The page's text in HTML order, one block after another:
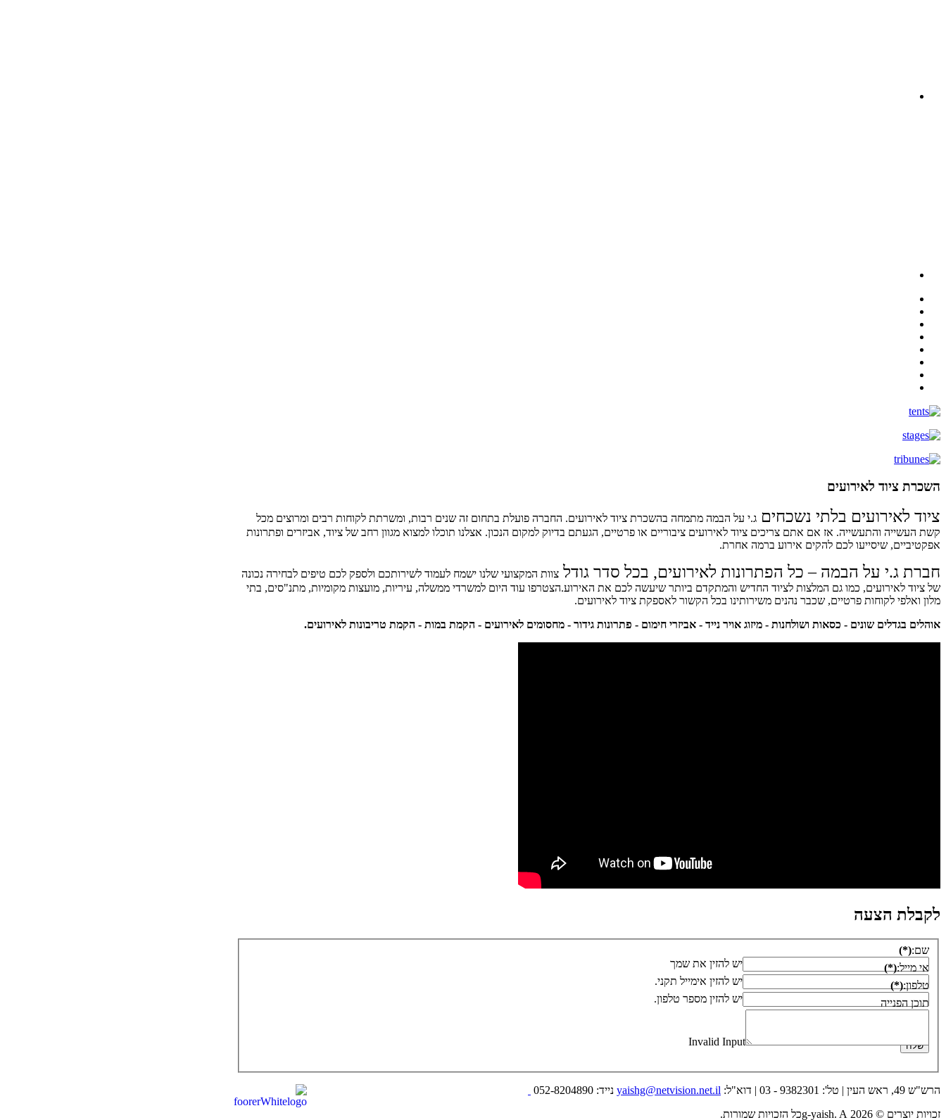
השכרת ציוד לאירועים
ציוד לאירועים בלתי נשכחים ג.י על הבמה מתמחה בהשכרת ציוד לאירועים. החברה פועלת בתחום זה שנים רבות, ומשרתת לקוחות רבים ומרוצים מכל
קשת העשייה והתעשייה. אז אם אתם צריכים ציוד לאירועים ציבוריים או פרטיים, הגעתם בדיוק למקום הנכון. אצלנו תוכלו למצוא מגוון רחב של ציוד, אביזרים ופתרונות
אפקטיביים, שיסייעו לכם להקים אירוע ברמה אחרת.
חברת ג.י על הבמה – כל הפתרונות לאירועים, בכל סדר גודל צוות המקצועי שלנו ישמח לעמוד לשירותכם ולספק לכם טיפים לבחירה נכונה
של ציוד לאירועים, כמו גם המלצות לציוד החדיש והמתקדם ביותר שיעשה לכם את האירוע.הצטרפו עוד היום למשרדי ממשלה, עיריות, מועצות מקומיות, מתנ"סים, בתי
מלון ואלפי לקוחות פרטיים, שכבר נהנים משירותינו בכל הקשור לאספקת ציוד לאירועים.
אוהלים בגדלים שונים - כסאות ושולחנות - מיזוג אויר נייד - אביזרי חימום - פתרונות גידור - מחסומים לאירועים - הקמת במות - הקמת טריבונות לאירועים.
לקבלת הצעה
שם:(*)
יש להזין את שמך
אי מייל:(*)
יש להזין אימייל תקני.
טלפון:(*)
יש להזין מספר טלפון.
תוכן הפנייה
Invalid Input
הרש"ש 49, ראש העין | טל': 9382301 - 03 | דוא"ל: yaishg@netvision.net.il נייד: 052-8204890
זכויות יוצרים © 2026 g-yaish. Aכל הזכויות שמורות.